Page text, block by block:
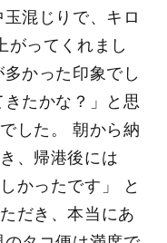
混じりで、キロ
がってくれまし
かった印象でし
たかな？」と思
した。 朝から納
、帰港後には
かったです」 と
だき、本当にあ